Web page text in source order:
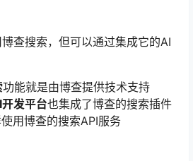
查搜索，但可以通过集成它的AI
功能就是由博查提供技术支持
发平台也集成了博查的搜索插件
用博查的搜索API服务